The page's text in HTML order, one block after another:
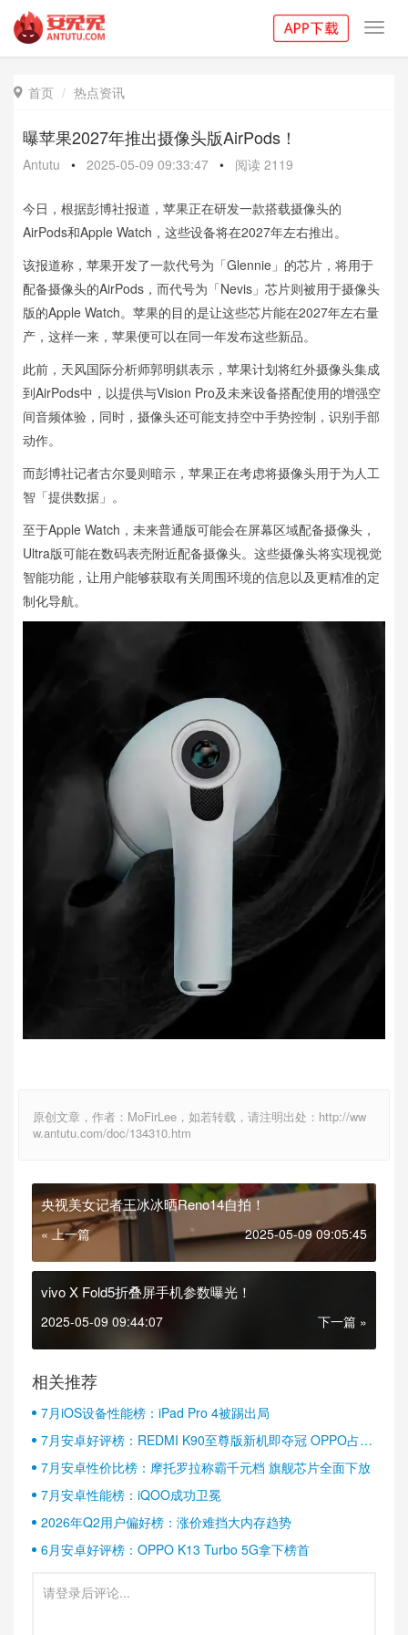
 首页 热点资讯
曝苹果2027年推出摄像头版AirPods！
Antutu • 2025-05-09 09:33:47 • 阅读 2119
今日，根据彭博社报道，苹果正在研发一款搭载摄像头的
AirPods和Apple Watch，这些设备将在2027年左右推出。
该报道称，苹果开发了一款代号为「Glennie」的芯片，将用于
配备摄像头的AirPods，而代号为「Nevis」芯片则被用于摄像头
版的Apple Watch。苹果的目的是让这些芯片能在2027年左右量
产，这样一来，苹果便可以在同一年发布这些新品。
此前，天风国际分析师郭明錤表示，苹果计划将红外摄像头集成
到AirPods中，以提供与Vision Pro及未来设备搭配使用的增强空
间音频体验，同时，摄像头还可能支持空中手势控制，识别手部
动作。
而彭博社记者古尔曼则暗示，苹果正在考虑将摄像头用于为人工
智「提供数据」。
至于Apple Watch，未来普通版可能会在屏幕区域配备摄像头，
Ultra版可能在数码表壳附近配备摄像头。这些摄像头将实现视觉
智能功能，让用户能够获取有关周围环境的信息以及更精准的定
制化导航。
原创文章，作者：MoFirLee，如若转载，请注明出处：http://ww
w.antutu.com/doc/134310.htm
央视美女记者王冰冰晒Reno14自拍！
« 上一篇 2025-05-09 09:05:45
vivo X Fold5折叠屏手机参数曝光！
2025-05-09 09:44:07 下一篇 »
相关推荐
7月iOS设备性能榜：iPad Pro 4被踢出局
7月安卓好评榜：REDMI K90至尊版新机即夺冠 OPPO占据
半壁江山
7月安卓性价比榜：摩托罗拉称霸千元档 旗舰芯片全面下放
7月安卓性能榜：iQOO成功卫冕
2026年Q2用户偏好榜：涨价难挡大内存趋势
6月安卓好评榜：OPPO K13 Turbo 5G拿下榜首